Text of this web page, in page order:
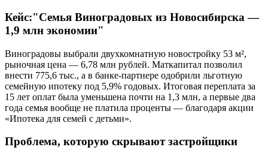
Кейс:"Семья Виноградовых из Новосибирска —
1,9 млн экономии"
Виноградовы выбрали двухкомнатную новостройку 53 м²,
рыночная цена — 6,78 млн рублей. Маткапитал позволил
внести 775,6 тыс., а в банке-партнере одобрили льготную
семейную ипотеку под 5,9% годовых. Итоговая переплата за
15 лет оплат была уменьшена почти на 1,3 млн, а первые два
года семья вообще не платила проценты — благодаря акции
«Ипотека для семей с детьми».
Проблема, которую скрывают застройщики